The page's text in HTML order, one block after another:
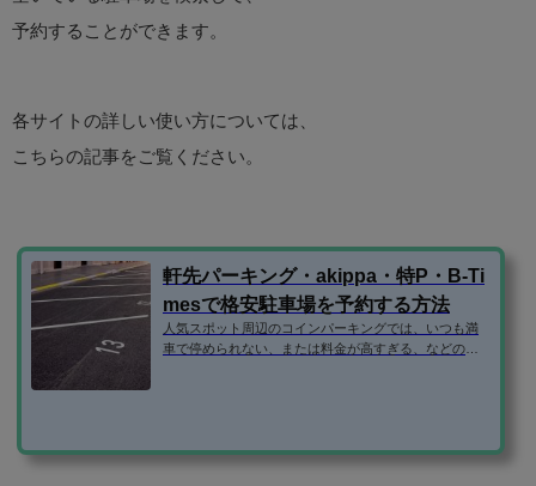
予約することができます。
各サイトの詳しい使い方については、
こちらの記事をご覧ください。
軒先パーキング・akippa・特P・B-Ti
mesで格安駐車場を予約する方法
人気スポット周辺のコインパーキングでは、いつも満
車で停められない、または料金が高すぎる、などの問
方を紹介します！ 登録方法 格安駐車場予約サイトで